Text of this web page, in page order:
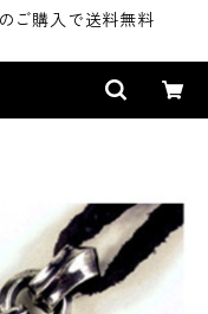
ご購入で送料無料